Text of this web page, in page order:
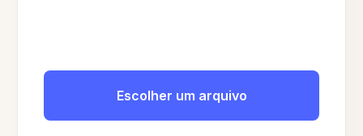
Escolher um arquivo